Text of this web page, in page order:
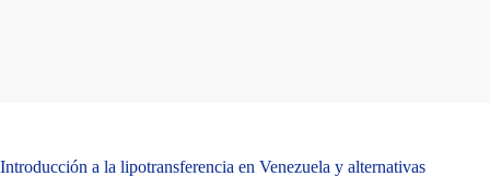
Introducción a la lipotransferencia en Venezuela y alternativas